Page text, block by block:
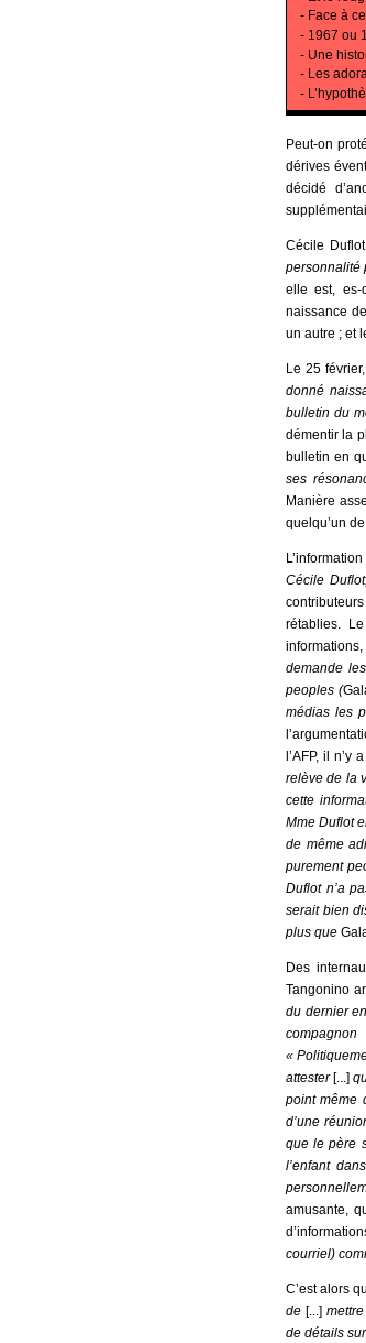
- Face à
- 1967 ou
- Une
- Les
-
Peut-on
dérives
décidé
Cécile
personnalité
elle est, es-
naissance
un autre ; et
Le 25
donné
bulletin du
démentir la
bulletin en
ses
Manière
quelqu’un
Cécile
rétablies.
demande
peoples (
médias les
l’AFP, il
relève de la
cette
Mme Duflot
de même
purement
Duflot n’a
serait bien
plus que
Des
Tangonino
du dernier
«
attester [...]
point même
d’une
que le père
l’enfant
amusante,
courriel)
C’est alors
de [...]
de détails